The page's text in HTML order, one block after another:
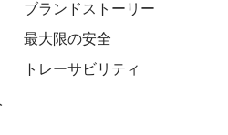
ブランドストーリー
最大限の安全
トレーサビリティ